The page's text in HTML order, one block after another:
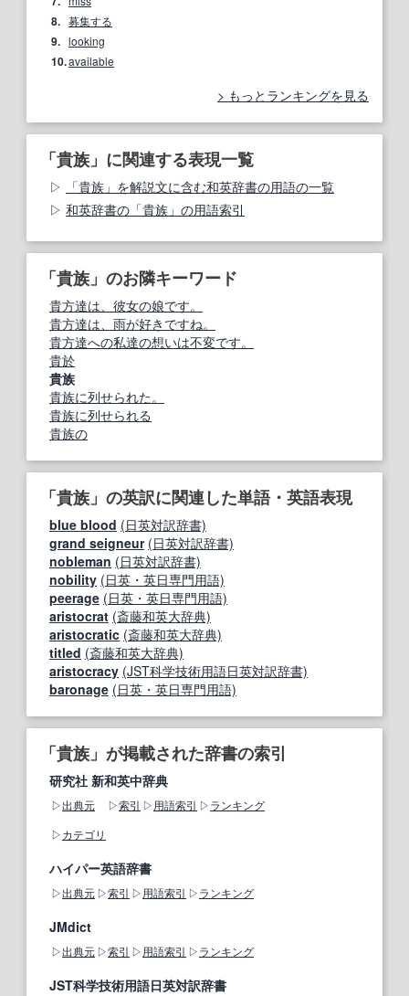
8. 募集する
9. looking
10.available
もっとランキングを見る
「貴族」に関連する表現一覧
「貴族」を解説文に含む和英辞書の用語の一覧
和英辞書の「貴族」の用語索引
「貴族」のお隣キーワード
貴方達は、彼女の娘です。
貴方達は、雨が好きですね。
貴方達への私達の想いは不変です。
貴於
貴族
貴族に列せられた。
貴族に列せられる
貴族の
「貴族」の英訳に関連した単語・英語表現
blue blood (日英対訳辞書)
grand seigneur (日英対訳辞書)
nobleman (日英対訳辞書)
nobility (日英・英日専門用語)
peerage (日英・英日専門用語)
aristocrat (斎藤和英大辞典)
aristocratic (斎藤和英大辞典)
titled (斎藤和英大辞典)
aristocracy (JST科学技術用語日英対訳辞書)
baronage (日英・英日専門用語)
「貴族」が掲載された辞書の索引
研究社 新和英中辞典
出典元 索引 用語索引
ランキング
カテゴリ
ハイパー英語辞書
出典元 索引 用語索引 ランキング
JMdict
出典元 索引 用語索引 ランキング
JST科学技術用語日英対訳辞書